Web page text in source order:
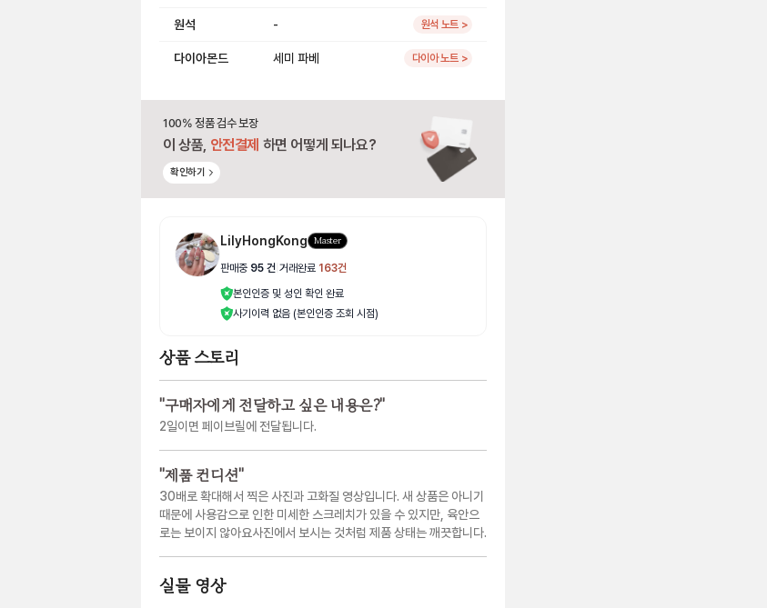
원석 - 원석 노트 >
다이아몬드 세미 파베 다이아 노트 >
100% 정품 검수 보장
이 상품, 안전결제 하면 어떻게 되나요?
확인하기
LilyHongKong Master
판매중 95 건 거래완료 163건
본인인증 및 성인 확인 완료
사기이력 없음 (본인인증 조회 시점)
상품 스토리
"구매자에게 전달하고 싶은 내용은?"
2일이면 페이브릴에 전달됩니다.
"제품 컨디션"
30배로 확대해서 찍은 사진과 고화질 영상입니다. 새 상품은 아니기
때문에 사용감으로 인한 미세한 스크레치가 있을 수 있지만, 육안으
로는 보이지 않아요사진에서 보시는 것처럼 제품 상태는 깨끗합니다.
실물 영상